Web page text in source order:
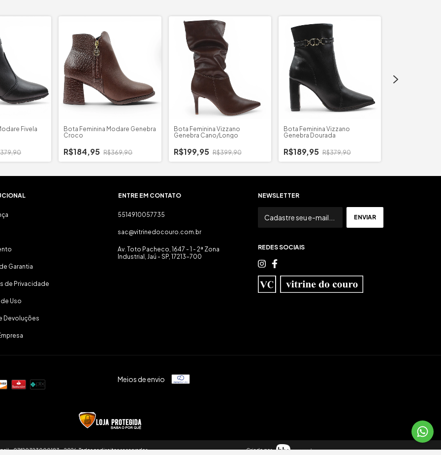
Fivela
Bota Feminina Modare Genebra
Croco
R$184,95 R$369,90
Bota Feminina Vizzano
Genebra Cano/Longo
R$199,95 R$399,90
Bota Feminina Vizzano
Genebra Dourada
R$189,95 R$379,90
Garantia
de Privacidade
Uso
Devoluções
ENTRE EM CONTATO
5514910057735
sac@vitrinedocouro.com.br
Av. Toto Pacheco, 1647 - 1 - 2ª Zona
Industrial, Jaú - SP, 17213-700
NEWSLETTER
REDES SOCIAIS
Meios de envio
- 07420323000183 - 2026. Todos os direitos reservados. Criado por